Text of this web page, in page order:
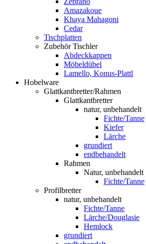
Amazakoue
Khaya Mahagoni
Cedar
Tischplatten
Zubehör Tischler
Abdeckkappen
Möbeldübel
Lamello, Konus-Plattl
Hobelware
Glattkantbretter/Rahmen
Glattkantbretter
natur, unbehandelt
Fichte/Tanne
Kiefer
Lärche
grundiert
endbehandelt
Rahmen
Natur, unbehandelt
Fichte/Tanne
Profilbretter
natur, unbehandelt
Fichte/Tanne
Lärche/Douglasie
Hemlock
grundiert